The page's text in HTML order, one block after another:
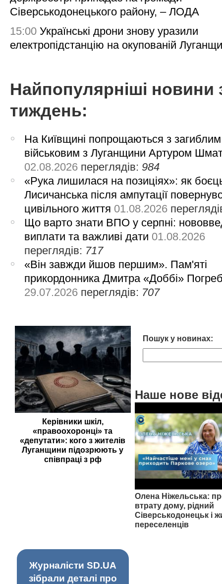
Сіверськодонецького району, – ЛОДА
15:00 Українські дрони знову уразили
електропідстанцію на окупованій
Найпопулярніші новини
тиждень:
На Київщині попрощаються з загиблим
військовим з Луганщини Артуром
02.08.2026 переглядів: 984
«Рука лишилася на позиціях»: як
Лисичанська після ампутації
цивільного життя 01.08.2026
Що варто знати ВПО у серпні:
виплати та важливі дати 01.08.2026
переглядів: 717
«Він завжди йшов першим». Пам'яті
прикордонника Дмитра «Доббі»
29.07.2026 переглядів: 707
Керівники шкіл,
«правоохоронці» та
«депутати»: кого з жителів
Луганщини підозрюють у
співпраці з рф
Пошук у новинах:
Наше нове
Олена Ніжельська:
втрату дому, рідний
Сіверськодонецьк і
переселенців
Журналісти SD.UA
зібрали деталі про